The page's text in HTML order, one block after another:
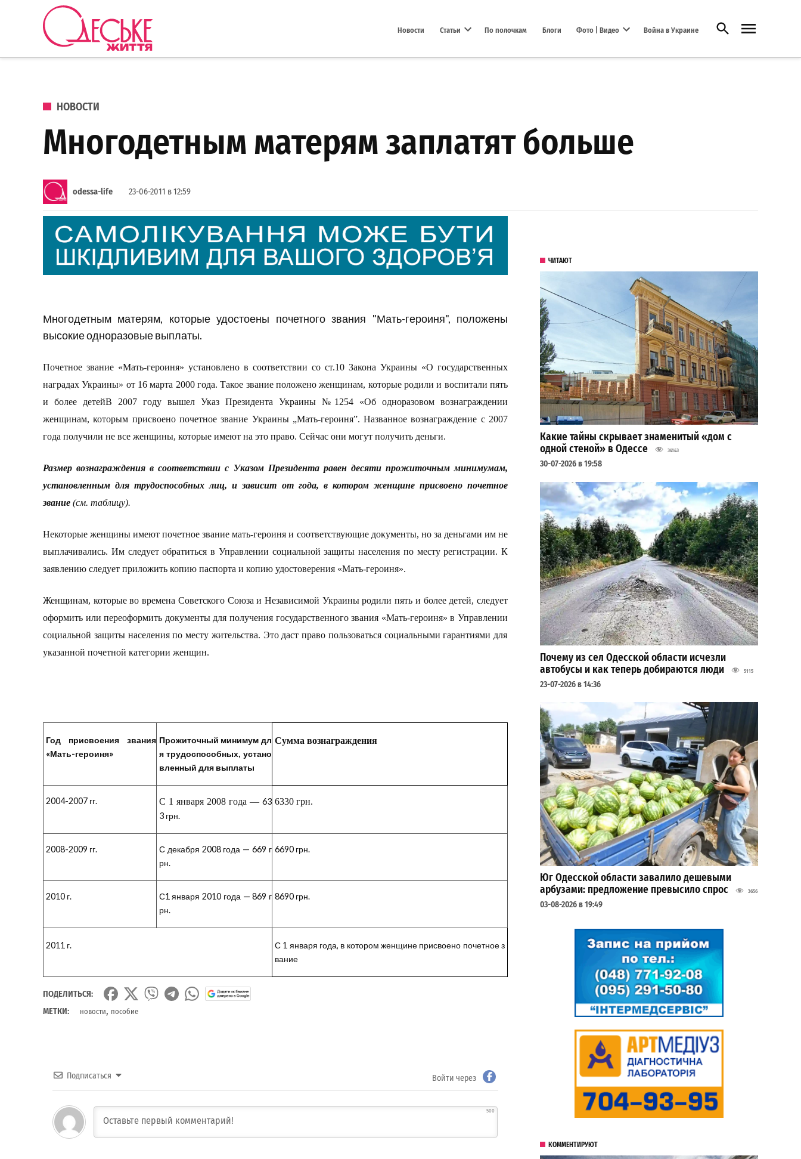
Перейти к содержанию
Новости Статьи По полочкам Блоги Фото | Видео Война в Украине Открыть поиск
ОПУБЛИКОВАНО В
НОВОСТИ
Многодетным матерям заплатят больше
odessa-life 23-06-2011 в 12:59
Многодетным матерям, которые удостоены почетного звания "Мать-героиня", положены
высокие одноразовые выплаты.
Почетное звание «Мать-героиня» установлено в соответствии со ст.10 Закона Украины «О государственных
наградах Украины» от 16 марта 2000 года. Такое звание положено женщинам, которые родили и воспитали пять
и более детейВ 2007 году вышел Указ Президента Украины №1254 «Об одноразовом вознаграждении
женщинам,которым присвоено почетное звание Украины „Мать-героиня”. Названное вознаграждение с 2007
года получили не все женщины, которые имеют на это право. Сейчас они могут получить деньги.
Размер вознаграждения в соответствии с Указом Президента равен десяти прожиточным минимумам,
установленным для трудоспособных лиц, и зависит от года, в котором женщине присвоено почетное
звание (см. таблицу).
Некоторые женщины имеют почетное звание мать-героиня и соответствующие документы, но за деньгами имне
выплачивались. Им следует обратиться в Управлении социальной защиты населения по месту регистрации. К
заявлению следует приложить копию паспорта и копию удостоверения «Мать-героиня».
Женщинам, которые во времена Советского Союза и Независимой Украины родили пять и более детей, следует
оформить или переоформить документы для получения государственного звания «Мать-героиня» в Управлении
социальной защиты населения по месту жительства. Это даст право пользоваться социальными гарантиями для
указанной почетной категории женщин.
Год присвоения звания
«Мать-героиня»
Прожиточный минимум дл
я трудоспособных, устано
вленный для выплаты
Сумма вознаграждения
2004-2007 гг. С 1 января 2008 года —63
3 грн.
6330 грн.
2008-2009 гг.
С декабря 2008 года — 669 г
рн.
6690 грн.
2010 г.
С1 января 2010 года — 869 г
рн.
8690 грн.
2011 г.
С 1 января года, в котором женщине присвоено почетное з
вание
ПОДЕЛИТЬСЯ:
МЕТКИ:
новости, пособие
Подписаться Войти через
500
ЧИТАЮТ
Какие тайны скрывает знаменитый «дом с
одной стеной» в Одессе
34143
30-07-2026 в 19:58
Почему из сел Одесской области исчезли
автобусы и как теперь добираются люди
5115
23-07-2026 в 14:36
Юг Одесской области завалило дешевыми
арбузами: предложение превысило спрос
3656
03-08-2026 в 19:49
КОММЕНТИРУЮТ